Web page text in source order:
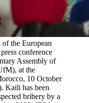
the European
conference
Assembly of
at the
10 October
Kaili has been
bribery by a